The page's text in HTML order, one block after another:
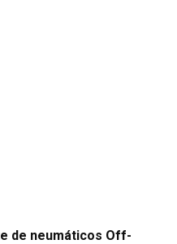
de neumáticos Off-